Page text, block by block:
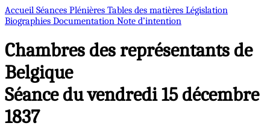
Accueil Séances Plénières Tables des matières Législation
Biographies Documentation Note d’intention
Chambres des représentants de
Belgique
Séance du vendredi 15 décembre
1837